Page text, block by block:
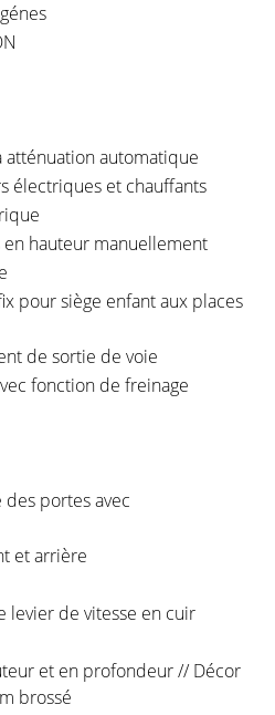
automatique
électriques et chauffants
en hauteur manuellement
pour siège enfant aux places
de sortie de voie
fonction de freinage
portes avec
et arrière
levier de vitesse en cuir
et en profondeur // Décor
brossé